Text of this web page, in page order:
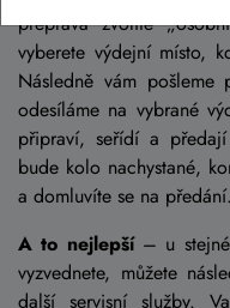
přeprava zvolíte
vyberete výdejní místo,
Následně vám
odesíláme na vybrané
připraví, seřídí a
bude kolo nachystané,
a domluvíte se na předání.
A to nejlepší– u
vyzvednete, můžete
další servisní služby.